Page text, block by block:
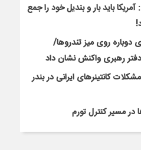
باید بار و بندیل خود را جمع
روی میز تندروها/
رهبری واکنش نشان داد
کانتینرهای ایرانی در بندر
در مسیر کنترل تورم